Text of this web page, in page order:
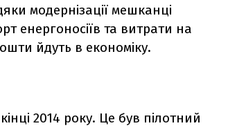
модернізації мешканці
енергоносіїв та витрати на
йдуть в економіку.
2014 року. Це був пілотний